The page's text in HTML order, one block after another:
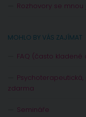
Rozhovory se
MOHLO BY VÁS ZAJÍMAT
FAQ (často kladené
zdarma
Semináře